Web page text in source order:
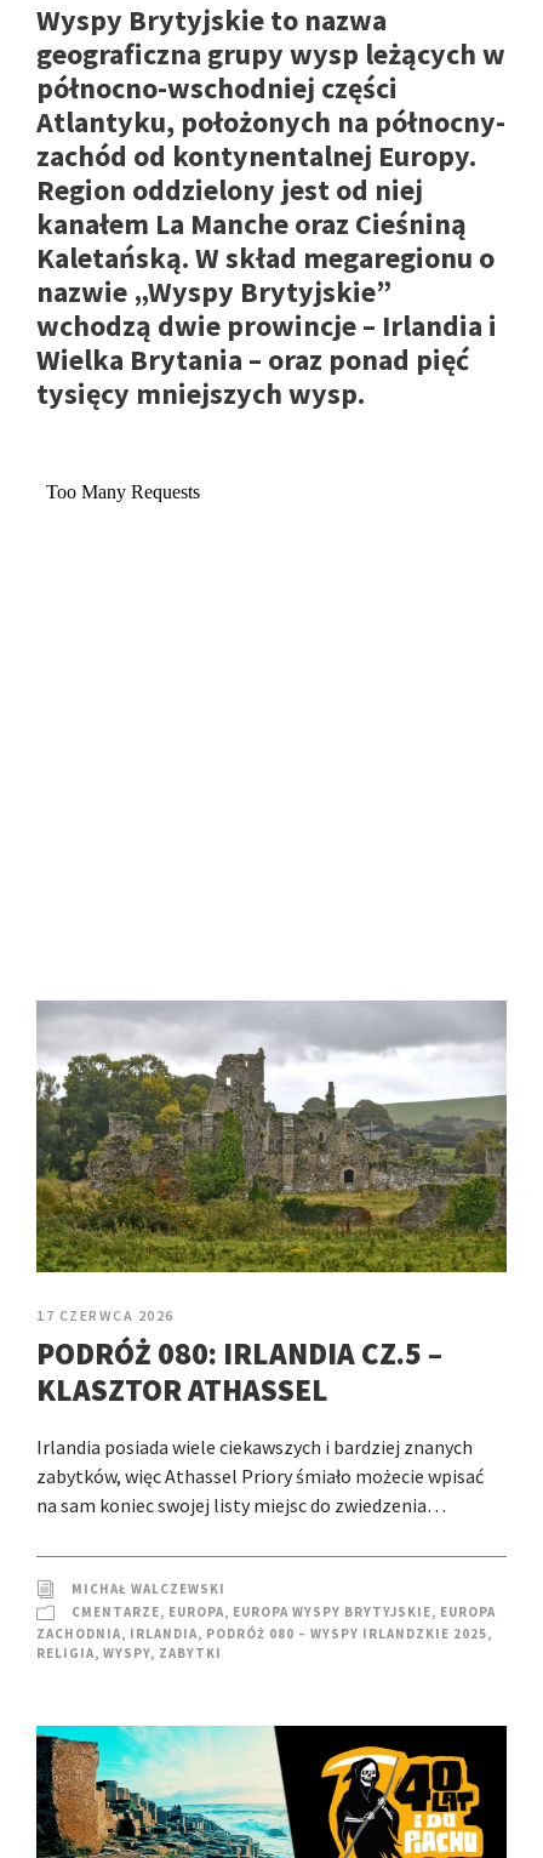
Wyspy Brytyjskie to nazwa
geograficzna grupy wysp leżących w
północno-wschodniej części
Atlantyku, położonych na północny-
zachód od kontynentalnej Europy.
Region oddzielony jest od niej
kanałem La Manche oraz Cieśniną
Kaletańską. W skład megaregionu o
nazwie „Wyspy Brytyjskie”
wchodzą dwie prowincje – Irlandia i
Wielka Brytania – oraz ponad pięć
tysięcy mniejszych wysp.
17 CZERWCA 2026
PODRÓŻ 080: IRLANDIA CZ.5 –
KLASZTOR ATHASSEL
Irlandia posiada wiele ciekawszych i bardziej znanych
zabytków, więc Athassel Priory śmiało możecie wpisać
na sam koniec swojej listy miejsc do zwiedzenia…
MICHAŁ WALCZEWSKI
CMENTARZE, EUROPA, EUROPA WYSPY BRYTYJSKIE, EUROPA
ZACHODNIA, IRLANDIA, PODRÓŻ 080 – WYSPY IRLANDZKIE 2025,
RELIGIA, WYSPY, ZABYTKI